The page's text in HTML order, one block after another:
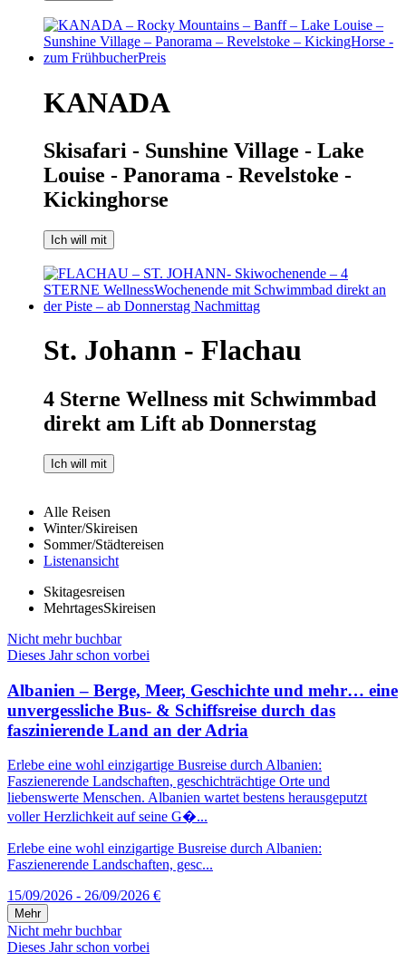
KANADA
Skisafari - Sunshine Village - Lake
Louise - Panorama - Revelstoke -
Kickinghorse
Ich will mit
St. Johann - Flachau
4 Sterne Wellness mit Schwimmbad
direkt am Lift ab Donnerstag
Ich will mit
Alle Reisen
Winter/Skireisen
Sommer/Städtereisen
Listenansicht
Skitagesreisen
MehrtagesSkireisen
Nicht mehr buchbar
Dieses Jahr schon vorbei
Albanien – Berge, Meer, Geschichte und mehr… eine
unvergessliche Bus- & Schiffsreise durch das
faszinierende Land an der Adria
Erlebe eine wohl einzigartige Busreise durch Albanien:
Faszienerende Landschaften, geschichträchtige Orte und
liebenswerte Menschen. Albanien wartet bestens herausgeputzt
voller Herzlichkeit auf seine G�...
Erlebe eine wohl einzigartige Busreise durch Albanien:
Faszienerende Landschaften, gesc...
15/09/2026 - 26/09/2026 €
Mehr
Nicht mehr buchbar
Dieses Jahr schon vorbei